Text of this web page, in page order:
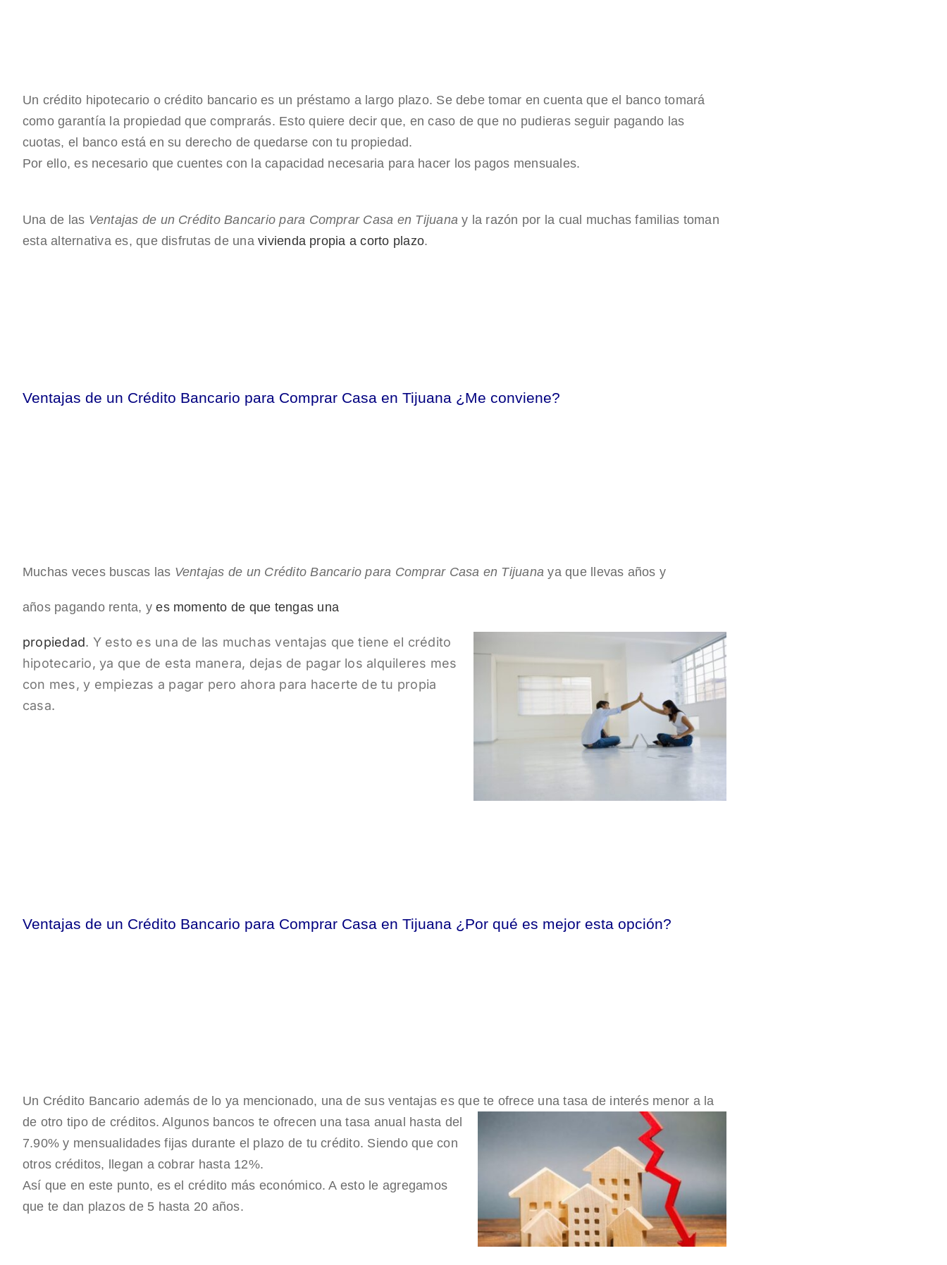
Un crédito hipotecario o crédito bancario es un préstamo a largo plazo. Se debe tomar en cuenta que el banco tomará
como garantía la propiedad que comprarás. Esto quiere decir que, en caso de que no pudieras seguir pagando las
cuotas, el banco está en su derecho de quedarse con tu propiedad.
Por ello, es necesario que cuentes con la capacidad necesaria para hacer los pagos mensuales.
Una de las Ventajas de un Crédito Bancario para Comprar Casa en Tijuanay la razón por la cual muchas familias toman
esta alternativa es, que disfrutas de unavivienda propia a corto plazo.
Ventajas de un Crédito Bancario para Comprar Casa en Tijuana ¿Me conviene?
Muchas veces buscas las Ventajas de un Crédito Bancario para Comprar Casa en Tijuana ya que llevas años y
años pagando renta, yes momento de que tengas una
propiedad. Y esto es una de las muchas ventajas que tiene el crédito
hipotecario, ya que de esta manera, dejas de pagar los alquileres mes
con mes, y empiezas a pagar pero ahora para hacerte de tu propia
casa.
Ventajas de un Crédito Bancario para Comprar Casa en Tijuana ¿Por qué es mejor esta opción?
Un Crédito Bancario además de lo ya mencionado, una de sus ventajas es que te ofrece una tasa de interés menor a la
de otro tipo de créditos. Algunos bancos te ofrecen una tasa anual hasta del
7.90% y mensualidades fijas durante el plazo de tu crédito. Siendo que con
otros créditos, llegan a cobrar hasta 12%.
Así que en este punto, es el crédito más económico. A esto le agregamos
que te dan plazos de 5 hasta 20 años.